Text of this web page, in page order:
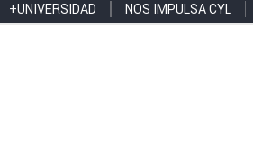
+UNIVERSIDAD NOS IMPULSA CYL